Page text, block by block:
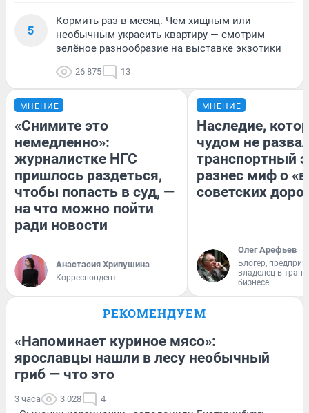
5
Кормить раз в месяц. Чем хищным или
необычным украсить квартиру — смотрим
зелёное разнообразие на выставке экзотики
26 875 13
МНЕНИЕ
«Снимите это
немедленно»:
журналистке НГС
пришлось раздеться,
чтобы попасть в суд, —
на что можно пойти
ради новости
Анастасия Хрипушина
Корреспондент
МНЕНИЕ
Наследие,
чудом не
транспортный
разнес миф о
советских
Олег Арефьев
Блогер,
владелец в
бизнесе
РЕКОМЕНДУЕМ
«Напоминает куриное мясо»:
ярославцы нашли в лесу необычный
гриб — что это
3 часа 3 028 4